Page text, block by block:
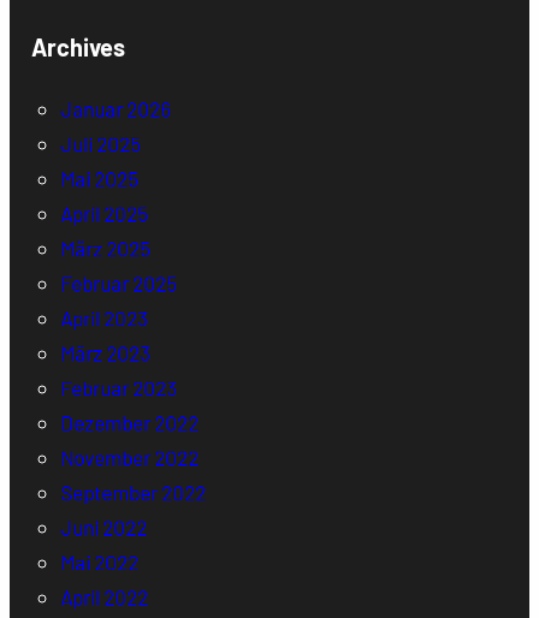
Archives
Januar 2026
Juli 2025
Mai 2025
April 2025
März 2025
Februar 2025
April 2023
März 2023
Februar 2023
Dezember 2022
November 2022
September 2022
Juni 2022
Mai 2022
April 2022